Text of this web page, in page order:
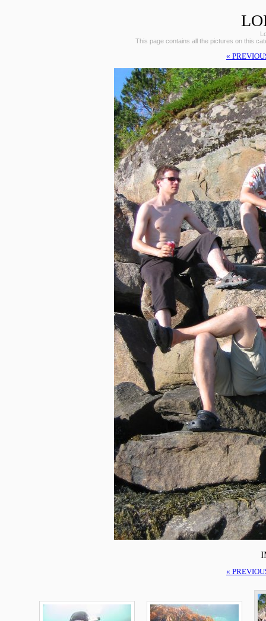
This page contains all the pictures on this
«
«